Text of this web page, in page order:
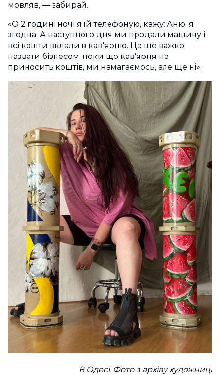
мовляв, — забирай.
«О 2 годині ночі я їй телефоную, кажу: Аню, я
згодна. А наступного дня ми продали машину і
всі кошти вклали в кав'ярню. Це ще важко
назвати бізнесом, поки що кав'ярня не
приносить коштів, ми намагаємось, але ще ні».
В Одесі. Фото з архіву художниці